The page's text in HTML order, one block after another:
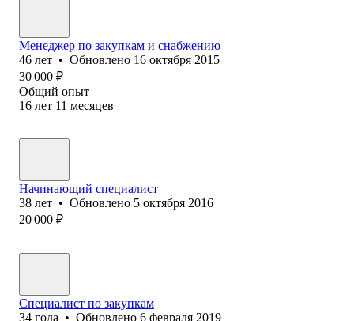
Менеджер по закупкам и снабжению
46 лет • Обновлено 16 октября 2015
30 000 ₽
Общий опыт
16 лет 11 месяцев
Начинающий специалист
38 лет • Обновлено 5 октября 2016
20 000 ₽
Специалист по закупкам
34 года • Обновлено 6 февраля 2019